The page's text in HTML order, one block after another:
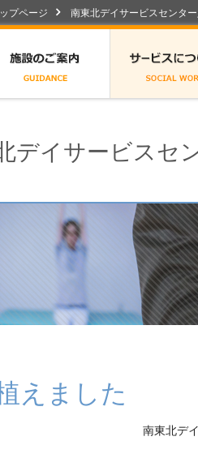
プページ 南東北デイサービスセンタ
デイサービスセ
えました
南東北デ